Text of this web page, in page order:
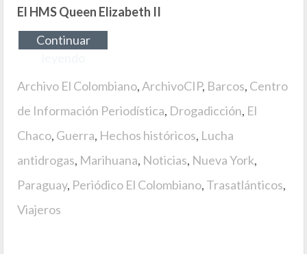
El HMS Queen Elizabeth II
Continuar
Archivo El Colombiano,ArchivoCIP, Barcos, Centro
de Información Periodística, Drogadicción, El
Chaco, Guerra, Hechos históricos, Lucha
antidrogas, Marihuana, Noticias, Nueva York,
Paraguay, Periódico El Colombiano, Trasatlánticos,
Viajeros